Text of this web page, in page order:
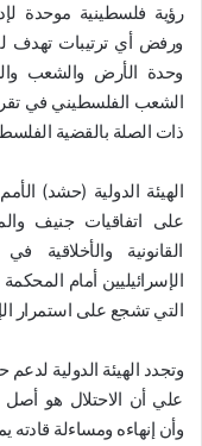
رؤية فلسطينية موحدة
ورفض أي ترتيبات تهدف
وحدة الأرض والشعب
الشعب الفلسطيني في
ذات الصلة بالقضية
الهيئة الدولية (حشد)
على اتفاقيات جنيف
القانونية
الإسرائيليين أمام
التي تشجع على استمرار
وتجدد الهيئة الدولية
علي أن الاحتلال هو أصل
وأن إنهاءه ومساءلة قادته